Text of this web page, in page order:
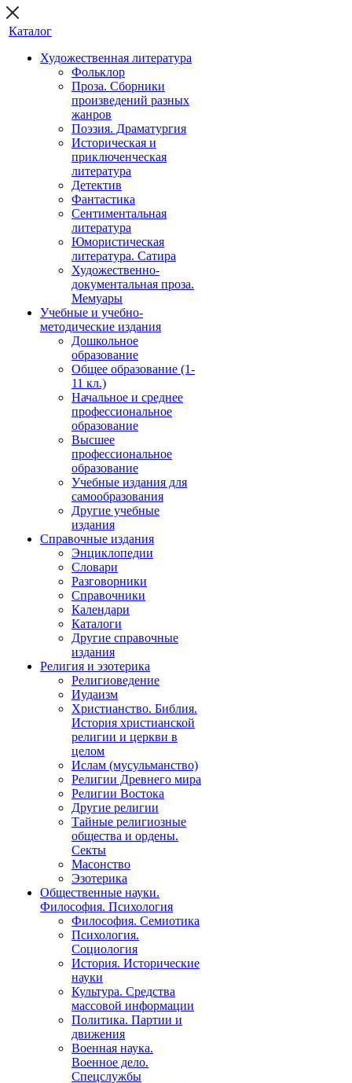
Каталог
Художественная литература
Фольклор
Проза. Сборники
произведений разных
жанров
Поэзия. Драматургия
Историческая и
приключенческая
литература
Детектив
Фантастика
Сентиментальная
литература
Юмористическая
литература. Сатира
Художественно-
документальная проза.
Мемуары
Учебные и учебно-
методические издания
Дошкольное
образование
Общее образование (1-
11 кл.)
Начальное и среднее
профессиональное
образование
Высшее
профессиональное
образование
Учебные издания для
самообразования
Другие учебные
издания
Справочные издания
Энциклопедии
Словари
Разговорники
Справочники
Календари
Каталоги
Другие справочные
издания
Религия и эзотерика
Религиоведение
Иудаизм
Христианство. Библия.
История христианской
религии и церкви в
целом
Ислам (мусульманство)
Религии Древнего мира
Религии Востока
Другие религии
Тайные религиозные
общества и ордены.
Секты
Масонство
Эзотерика
Общественные науки.
Философия. Психология
Философия. Семиотика
Психология.
Социология
История. Исторические
науки
Культура. Средства
массовой информации
Политика. Партии и
движения
Военная наука.
Военное дело.
Спецслужбы